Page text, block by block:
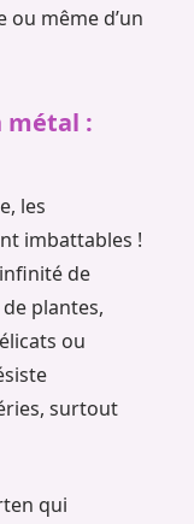
ou même d’un
métal :
les
imbattables !
de
plantes,
ou
surtout
qui